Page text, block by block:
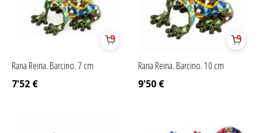
Rana Reina. Barcino. 7 cm
7'52 €
Rana Reina. Barcino. 10 cm
9'50 €